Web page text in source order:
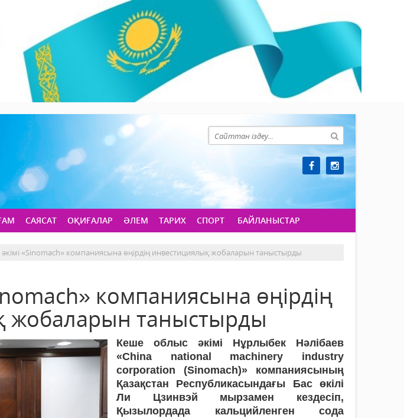
САЯСАТ ОҚИҒАЛАР ӘЛЕМ ТАРИХ СПОРТ БАЙЛАНЫСТАР
«Sinomach» компаниясына өңірдің инвестициялық жобаларын таныстырды
компаниясына өңірдің
жобаларын таныстырды
Кеше облыс әкімі Нұрлыбек Нәлібаев
«China national machinery industry
corporation (Sinomach)» компаниясының
Қазақстан Республикасындағы Бас өкілі
Ли Цзинвэй мырзамен кездесіп,
Қызылордада кальцийленген сода